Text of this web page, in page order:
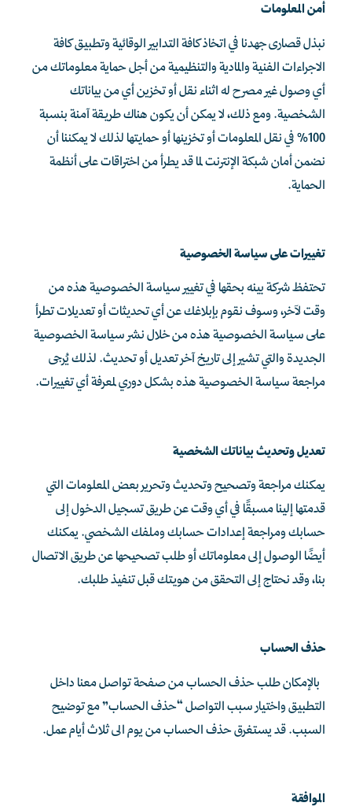
أمن المعلومات
نبذل قصارى جهدنا في اتخاذ كافة التدابير الوقائية وتطبيق كافة
الاجراءات الفنية والمادية والتنظيمية من أجل حماية معلوماتك من
أي وصول غير مصرح له اثناء نقل أو تخزين أي من بياناتك
الشخصية. ومع ذلك، لا يمكن أن يكون هناك طريقة آمنة بنسبة
100% في نقل المعلومات أو تخزينها أو حمايتها لذلك لا يمكننا أن
نضمن أمان شبكة الإنترنت لما قد يطرأ من اختراقات على أنظمة
الحماية.
تغييرات على سياسة الخصوصية
تحتفظشركة بينهبحقها في تغيير سياسة الخصوصية هذه من
وقت لآخر، وسوف نقوم بإبلاغك عن أي تحديثات أو تعديلات تطرأ
على سياسة الخصوصية هذه من خلال نشر سياسة الخصوصية
الجديدة والتي تشير إلى تاريخ آخر تعديل أو تحديث. لذلك يُرجى
مراجعة سياسة الخصوصية هذه بشكل دوري لمعرفة أي تغييرات.
تعديل وتحديث بياناتك الشخصية
يمكنك مراجعة وتصحيح وتحديث وتحرير بعض المعلومات التي
قدمتها إلينا مسبقًا في أي وقت عن طريق تسجيل الدخول إلى
حسابك ومراجعة إعدادات حسابك وملفك الشخصي. يمكنك
أيضًا الوصول إلى معلوماتك أو طلب تصحيحها عن طريق الاتصال
بنا، وقدنحتاج إلى التحقق من هويتك قبل تنفيذ طلبك.
حذف الحساب
بالإمكان طلب حذف الحساب من صفحة تواصل معنا داخل
التطبيق واختيار سبب التواصل “حذف الحساب” مع توضيح
السبب. قد يستغرق حذف الحساب من يوم الى ثلاث أيام عمل.
الموافقة